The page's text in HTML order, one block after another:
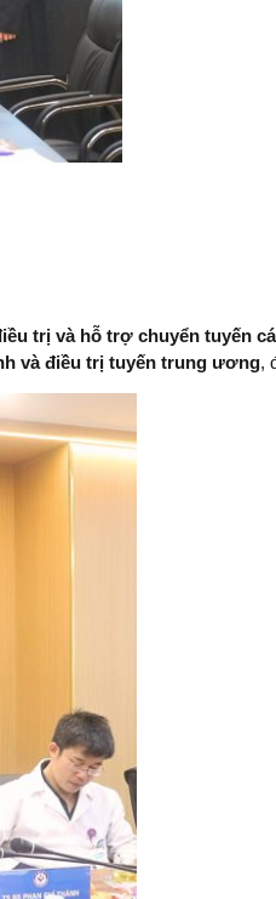
trị và hỗ trợ chuyển tuyến
và điều trị tuyến trung ương,